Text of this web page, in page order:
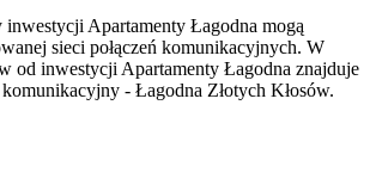
inwestycji Apartamenty Łagodna mogą
sieci połączeń komunikacyjnych. W
od inwestycji Apartamenty Łagodna znajduje
- Łagodna Złotych Kłosów.